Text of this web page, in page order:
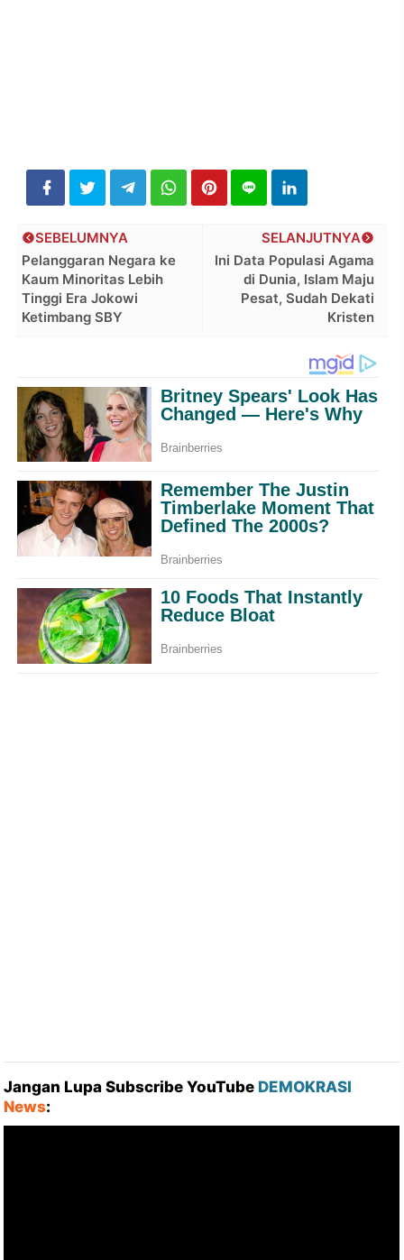
SELANJUTNYA
Ini Data Populasi Agama
di Dunia, Islam Maju
Pesat, Sudah Dekati
Kristen
SEBELUMNYA
Pelanggaran Negara ke
Kaum Minoritas Lebih
Tinggi Era Jokowi
Ketimbang SBY
Jangan Lupa Subscribe YouTube DEMOKRASI
News: